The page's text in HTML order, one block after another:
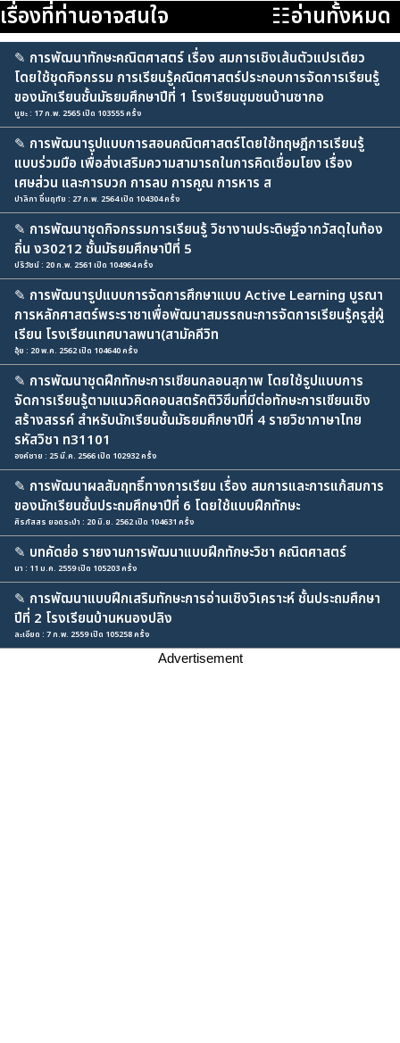
เรื่องที่ท่านอาจสนใจ ☷อ่านทั้งหมด
✎ การพัฒนาทักษะคณิตศาสตร์ เรื่อง สมการเชิงเส้นตัวแปรเดียว
โดยใช้ชุดกิจกรรม การเรียนรู้คณิตศาสตร์ประกอบการจัดการเรียนรู้
ของนักเรียนชั้นมัธยมศึกษาปีที่ 1 โรงเรียนชุมชนบ้านซากอ
นูยะ : 17 ก.พ. 2565 เปิด 103555 ครั้ง
✎ การพัฒนารูปแบบการสอนคณิตศาสตร์โดยใช้ทฤษฎีการเรียนรู้
แบบร่วมมือ เพื่อส่งเสริมความสามารถในการคิดเชื่อมโยง เรื่อง
เศษส่วน และการบวก การลบ การคูณ การหาร ส
ปาลิกา ชื่นฤทัย : 27 ก.พ. 2564 เปิด 104304 ครั้ง
✎ การพัฒนาชุดกิจกรรมการเรียนรู้ วิชางานประดิษฐ์จากวัสดุในท้อง
ถิ่น ง30212 ชั้นมัธยมศึกษาปีที่ 5
ปริวัชน์ : 20 ก.พ. 2561 เปิด 104964 ครั้ง
✎ การพัฒนารูปแบบการจัดการศึกษาแบบ Active Learning บูรณา
การหลักศาสตร์พระราชาเพื่อพัฒนาสมรรถนะการจัดการเรียนรู้ครูสู่ผู้
เรียน โรงเรียนเทศบาลพนา(สามัคคีวิท
อุ้ย : 20 พ.ค. 2562 เปิด 104640 ครั้ง
✎ การพัฒนาชุดฝึกทักษะการเขียนกลอนสุภาพ โดยใช้รูปแบบการ
จัดการเรียนรู้ตามแนวคิดคอนสตรัคติวิซึมที่มีต่อทักษะการเขียนเชิง
สร้างสรรค์ สำหรับนักเรียนชั้นมัธยมศึกษาปีที่ 4 รายวิชาภาษาไทย
รหัสวิชา ท31101
องค์ชาย : 25 มี.ค. 2566 เปิด 102932 ครั้ง
✎ การพัฒนาผลสัมฤทธิ์ทางการเรียน เรื่อง สมการและการแก้สมการ
ของนักเรียนชั้นประถมศึกษาปีที่ 6 โดยใช้แบบฝึกทักษะ
ศิรภัสสร ยอดระบำ : 20 มิ.ย. 2562 เปิด 104631 ครั้ง
✎ บทคัดย่อ รายงานการพัฒนาแบบฝึกทักษะวิชา คณิตศาสตร์
นา : 11 ม.ค. 2559 เปิด 105203 ครั้ง
✎ การพัฒนาแบบฝึกเสริมทักษะการอ่านเชิงวิเคราะห์ ชั้นประถมศึกษา
ปีที่ 2 โรงเรียนบ้านหนองปลิง
ละเอียด : 7 ก.พ. 2559 เปิด 105258 ครั้ง
Advertisement